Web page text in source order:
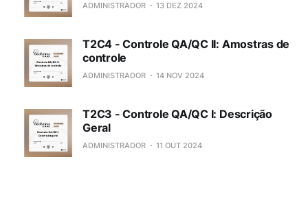
ADMINISTRADOR 13 DEZ 2024
T2C4 - Controle QA/QC II: Amostras de
controle
ADMINISTRADOR 14 NOV 2024
T2C3 - Controle QA/QC I: Descrição
Geral
ADMINISTRADOR 11 OUT 2024